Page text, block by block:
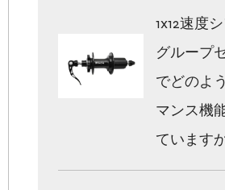
1x12速度
グループ
でどのよ
マンス機
ています